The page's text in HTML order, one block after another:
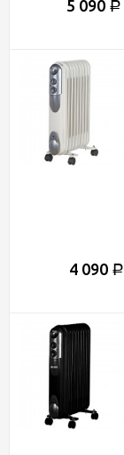
5 090 Р
4 090 Р